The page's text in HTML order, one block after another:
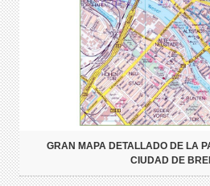
GRAN MAPA DETALLADO DE LA
CIUDAD DE